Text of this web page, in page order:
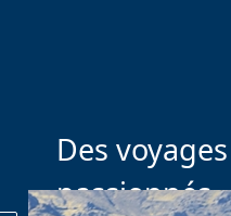
Des
passionnés